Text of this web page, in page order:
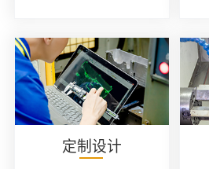
定制设计